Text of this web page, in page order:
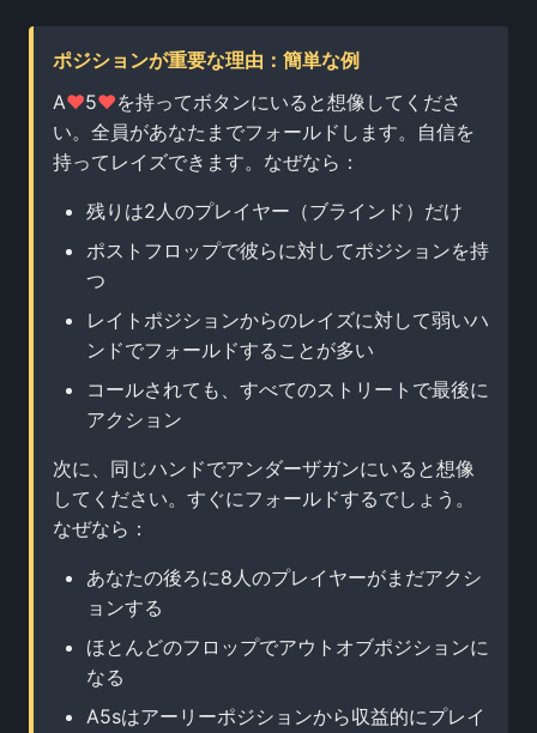
ポジションが重要な理由：簡単な例
A♥5♥を持ってボタンにいると想像してくださ
い。全員があなたまでフォールドします。自信を
持ってレイズできます。なぜなら：
残りは2人のプレイヤー（ブラインド）だけ
ポストフロップで彼らに対してポジションを持
つ
レイトポジションからのレイズに対して弱いハ
ンドでフォールドすることが多い
コールされても、すべてのストリートで最後に
アクション
次に、同じハンドでアンダーザガンにいると想像
してください。すぐにフォールドするでしょう。
なぜなら：
あなたの後ろに8人のプレイヤーがまだアクシ
ョンする
ほとんどのフロップでアウトオブポジションに
なる
A5sはアーリーポジションから収益的にプレイ